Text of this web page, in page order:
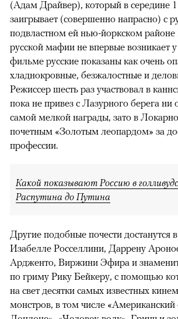
(Адам Драйвер), который в середине
заигрывает (совершенно напрасно) с
подвластном ей нью-йоркском
русской мафии не впервые возникает
фильме русские показаны как очень
хладнокровные, безжалостные и
Режиссер шесть раз участвовал в
пока не привез с Лазурного берега ни
самой мелкой награды, зато в
почетным «Золотым леопардом» за
профессии.
Какой показывают Россию в
Распутина до Путина
Другие подобные почести достанутся
Изабелле Росселлини, Даррену
Ардженто, Виржини Эфира и
по гриму Рику Бейкеру, с помощью
на свет десятки самых известных
монстров, в том числе «Американский